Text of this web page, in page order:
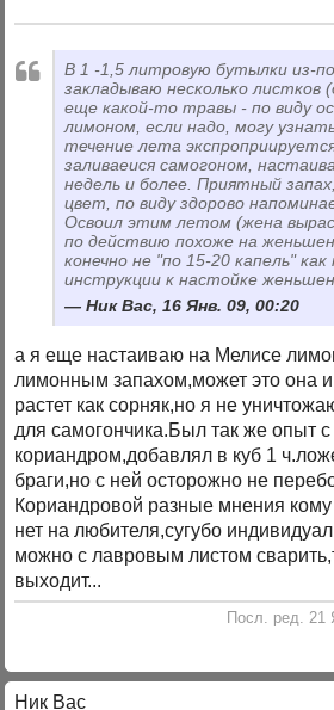
В 1 -1,5 литровую бутылки из-
закладываю несколько листков
еще какой-то травы - по виду
лимоном, если надо, могу
течение лета
заливаеися самогоном,
недель и более. Приятный
цвет, по виду здорово
Освоил этим летом (жена
по действию похоже на
конечно не "по 15-20 капель" как
инструкции к настойке
Ник Вас, 16 Янв. 09, 00:20
а я еще настаиваю на Мелисе
лимонным запахом,может это она и
растет как сорняк,но я не
для самогончика.Был так же опыт с
кориандром,добавлял в куб 1
браги,но с ней осторожно не
Кориандровой разные мнения
нет на любителя,сугубо
можно с лавровым листом
выходит...
Посл. ред. 21
Ник Вас